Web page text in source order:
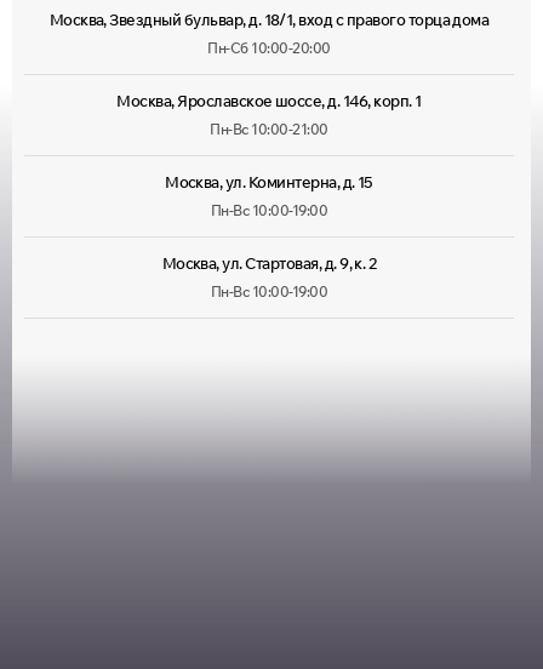
Москва, Звездный бульвар, д. 18/1, вход с правого торца дома
Пн-Сб 10:00-20:00
Москва, Ярославское шоссе, д. 146, корп. 1
Пн-Вс 10:00-21:00
Москва, ул. Коминтерна, д. 15
Пн-Вс 10:00-19:00
Москва, ул. Стартовая, д. 9, к. 2
Пн-Вс 10:00-19:00